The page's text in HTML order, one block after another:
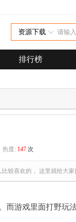
资源下载
排行榜
热度: 147 次
较喜欢的， 这里就给大家
而游戏里面打野玩